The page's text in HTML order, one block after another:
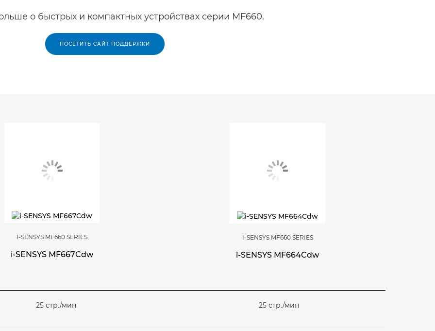
о быстрых и компактных устройствах серии MF660.
ПОСЕТИТЬ САЙТ ПОДДЕРЖКИ
I-SENSYS MF660 SERIES
i-SENSYS MF667Cdw
I-SENSYS MF660 SERIES
i-SENSYS MF664Cdw
25 стр./мин 25 стр./мин